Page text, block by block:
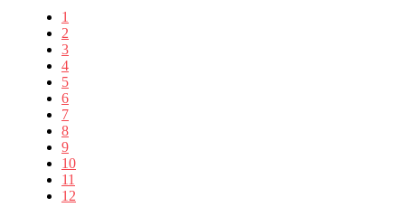
1
2
3
4
5
6
7
8
9
10
11
12